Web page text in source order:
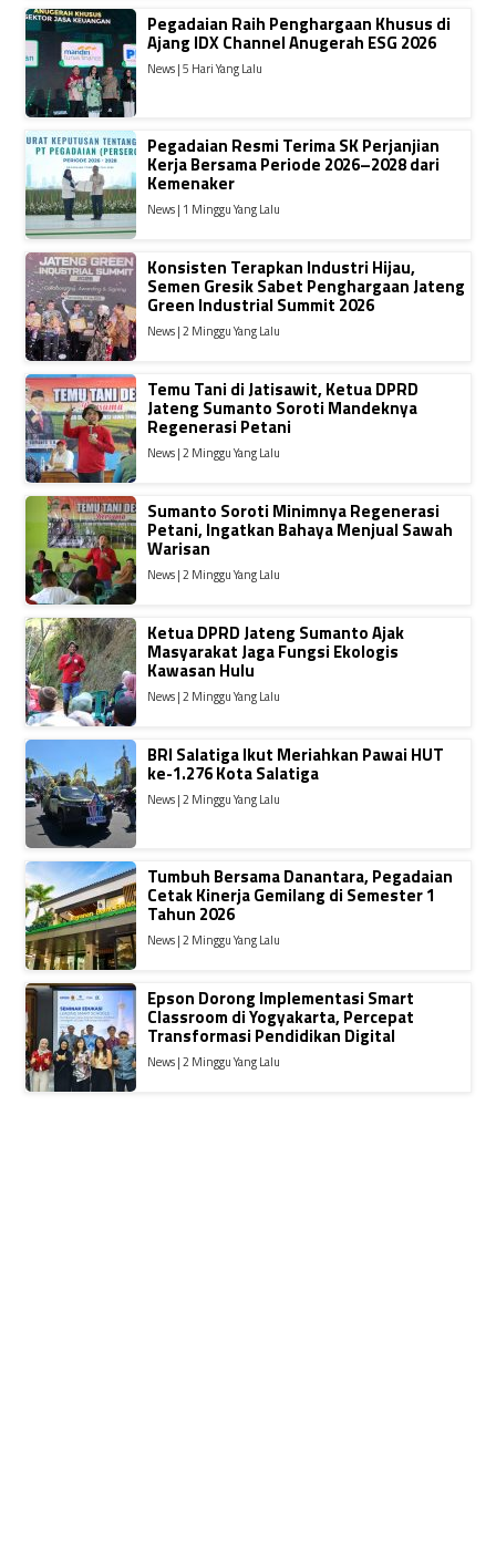
Pegadaian Raih Penghargaan Khusus di
Ajang IDX Channel Anugerah ESG 2026
News | 5 Hari Yang Lalu
Pegadaian Resmi Terima SK Perjanjian
Kerja Bersama Periode 2026–2028 dari
Kemenaker
News | 1 Minggu Yang Lalu
Konsisten Terapkan Industri Hijau,
Semen Gresik Sabet Penghargaan Jateng
Green Industrial Summit 2026
News | 2 Minggu Yang Lalu
Temu Tani di Jatisawit, Ketua DPRD
Jateng Sumanto Soroti Mandeknya
Regenerasi Petani
News | 2 Minggu Yang Lalu
Sumanto Soroti Minimnya Regenerasi
Petani, Ingatkan Bahaya Menjual Sawah
Warisan
News | 2 Minggu Yang Lalu
Ketua DPRD Jateng Sumanto Ajak
Masyarakat Jaga Fungsi Ekologis
Kawasan Hulu
News | 2 Minggu Yang Lalu
BRI Salatiga Ikut Meriahkan Pawai HUT
ke-1.276 Kota Salatiga
News | 2 Minggu Yang Lalu
Tumbuh Bersama Danantara, Pegadaian
Cetak Kinerja Gemilang di Semester 1
Tahun 2026
News | 2 Minggu Yang Lalu
Epson Dorong Implementasi Smart
Classroom di Yogyakarta, Percepat
Transformasi Pendidikan Digital
News | 2 Minggu Yang Lalu